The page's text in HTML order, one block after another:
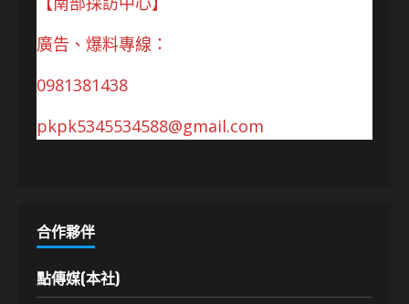
廣告、爆料專線：
0981381438
pkpk5345534588@gmail.com
合作夥伴
點傳媒(本社)